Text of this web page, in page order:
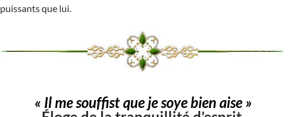
puissants que lui.
« Il me souffist que je soye bien aise »